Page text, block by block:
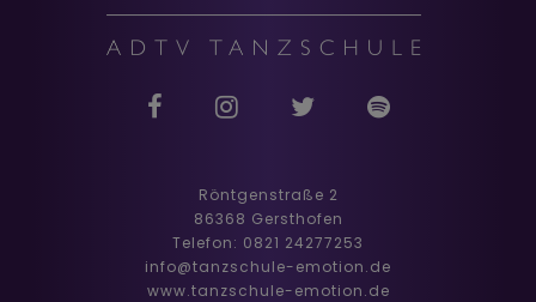
Röntgenstraße 2
86368 Gersthofen
Telefon: 0821 24277253
info@tanzschule-emotion.de
www.tanzschule-emotion.de